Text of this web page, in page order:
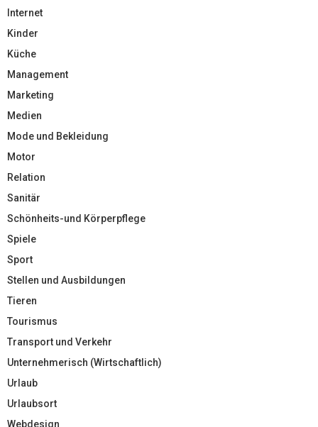
Internet
Kinder
Küche
Management
Marketing
Medien
Mode und Bekleidung
Motor
Relation
Sanitär
Schönheits-und Körperpflege
Spiele
Sport
Stellen und Ausbildungen
Tieren
Tourismus
Transport und Verkehr
Unternehmerisch (Wirtschaftlich)
Urlaub
Urlaubsort
Webdesign